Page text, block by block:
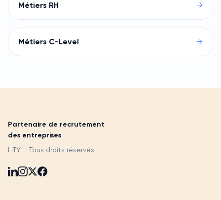
Métiers RH →
Métiers C-Level →
Partenaire de recrutement
des entreprises
LITY – Tous droits réservés